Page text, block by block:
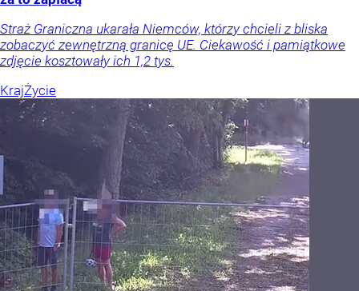
Straż Graniczna ukarała Niemców, którzy chcieli z bliska
zobaczyć zewnętrzną granicę UE. Ciekawość i pamiątkowe
zdjęcie kosztowały ich 1,2 tys.
KrajŻycie